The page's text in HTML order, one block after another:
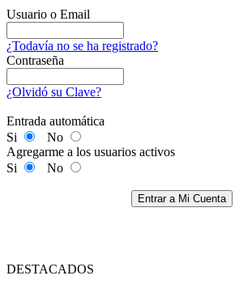
Usuario o Email
¿Todavía no se ha registrado?
Contraseña
¿Olvidó su Clave?
Entrada automática
Si
No
Agregarme a los usuarios activos
Si
No
Entrar a Mi Cuenta
DESTACADOS